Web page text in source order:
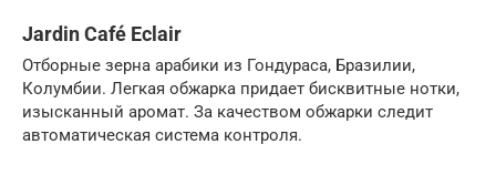
Jardin Café Eclair
Отборные зерна арабики из Гондураса, Бразилии,
Колумбии. Легкая обжарка придает бисквитные нотки,
изысканный аромат. За качеством обжарки следит
автоматическая система контроля.